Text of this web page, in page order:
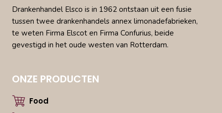
Drankenhandel Elsco is in 1962 ontstaan uit een fusie
tussen twee drankenhandels annex limonadefabrieken,
te weten Firma Elscot en Firma Confurius, beide
gevestigd in het oude westen van Rotterdam.
ONZE PRODUCTEN
Food